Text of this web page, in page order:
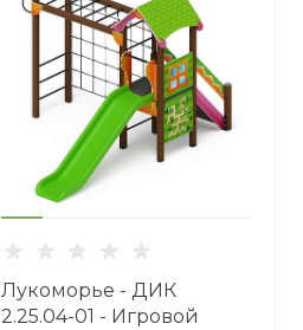
Лукоморье - ДИК
2.25.04-01 - Игровой